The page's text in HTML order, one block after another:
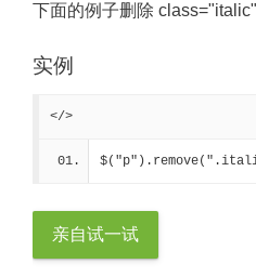
下面的例子删除
实例
</>
亲自试一试